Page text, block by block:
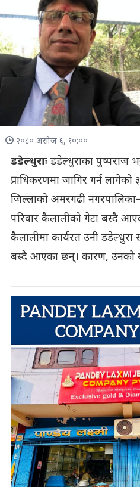
२०८० असोज ६, १०:००
डडेल्धुराः डडेल्धुराका पुष्पराज
प्राधिकरणमा जागिर गर्न लागेको
जिल्लाको अमरगढी
परिवार कैलालीको गेटा बस्दै
कैलालीमा कार्यरत उनी डडेल्धुरा
बस्दै आएका छन्। कारण, उनको